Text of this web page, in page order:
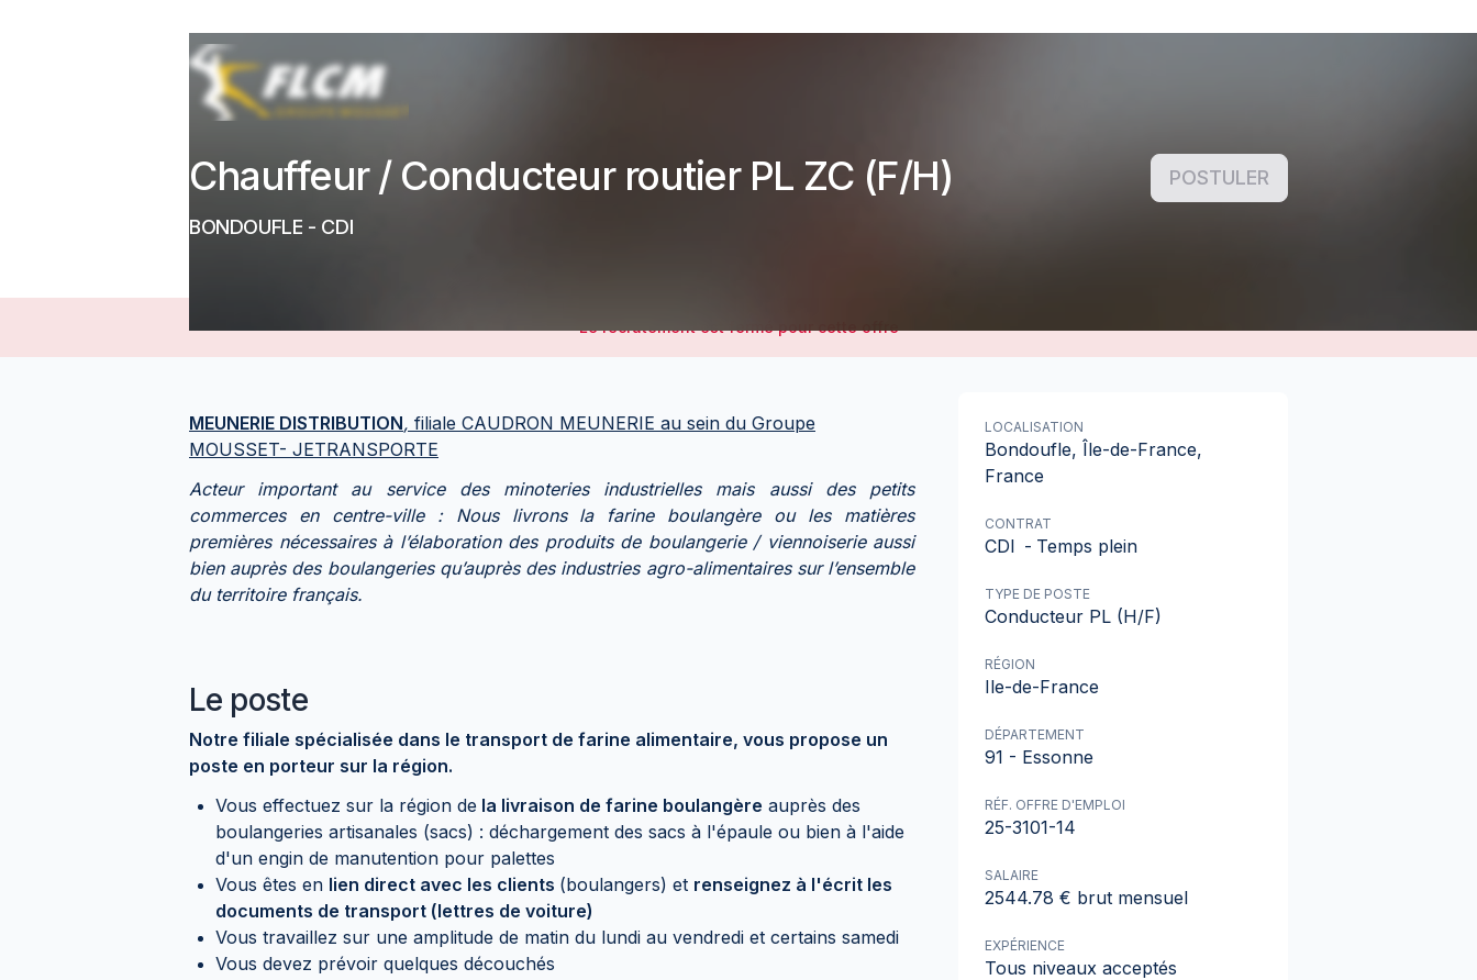
Chauffeur / Conducteur routier PL ZC (F/H)
BONDOUFLE - CDI
POSTULER
Le recrutement est fermé pour cette offre
MEUNERIE DISTRIBUTION, filiale CAUDRON MEUNERIE au sein du Groupe
MOUSSET- JETRANSPORTE
Acteur important au service des minoteries industrielles mais aussi des petits
commerces en centre-ville : Nous livrons la farine boulangère ou les matières
premières nécessaires à l’élaboration des produits de boulangerie / viennoiserie aussi
bien auprès des boulangeries qu’auprès des industries agro-alimentaires sur l’ensemble
du territoire français.
Le poste
Notre filiale spécialisée dans le transport de farine alimentaire, vous propose un
poste en porteur sur la région.
Vous effectuez sur la région de la livraison de farine boulangère auprès des
boulangeries artisanales (sacs) : déchargement des sacs à l'épaule ou bien à l'aide
d'un engin de manutention pour palettes
Vous êtes en lien direct avec les clients (boulangers) et renseignez à l'écrit les
documents de transport (lettres de voiture)
Vous travaillez sur une amplitude de matin du lundi au vendredi et certains samedi
Vous devez prévoir quelques découchés
LOCALISATION
Bondoufle, Île-de-France,
France
CONTRAT
CDI - Temps plein
TYPE DE POSTE
Conducteur PL (H/F)
RÉGION
Ile-de-France
DÉPARTEMENT
91 - Essonne
RÉF. OFFRE D'EMPLOI
25-3101-14
SALAIRE
2544.78 € brut mensuel
EXPÉRIENCE
Tous niveaux acceptés